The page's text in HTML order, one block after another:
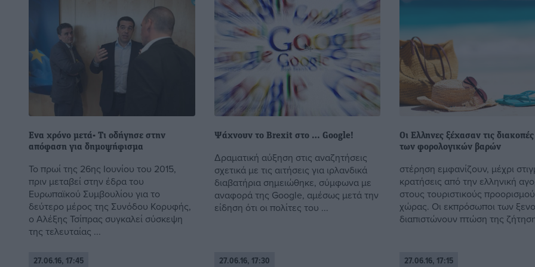
Ενα χρόνο μετά- Τι οδήγησε στην
απόφαση για δημοψήφισμα
Το πρωί της 26ης Ιουνίου του 2015,
πριν μεταβεί στην έδρα του
Ευρωπαϊκού Συμβουλίου για το
δεύτερο μέρος της Συνόδου Κορυφής,
ο Αλέξης Τσίπρας συγκαλεί σύσκεψη
της τελευταίας ...
27.06.16, 17:45
Ψάχνουν το Brexit στο … Google!
Δραματική αύξηση στις αναζητήσεις
σχετικά με τις αιτήσεις για ιρλανδικά
διαβατήρια σημειώθηκε, σύμφωνα με
αναφορά της Google, αμέσως μετά την
είδηση ότι οι πολίτες του ...
27.06.16, 17:30
Οι Ελληνες ξέχασαν τις
των φορολογικών βαρών
στέρηση εμφανίζουν, μέχρι
κρατήσεις από την ελληνική
στους τουριστικούς
χώρας. Οι εκπρόσωποι των
διαπιστώνουν πτώση της
27.06.16, 17:15